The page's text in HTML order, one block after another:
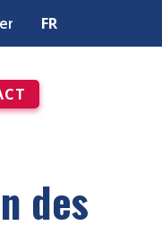
FR
des